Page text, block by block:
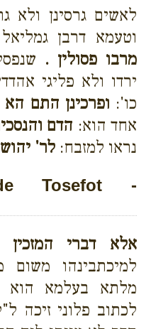
לאשים גרסינן ולא
וטעמא דרבן
מרבו פסולין .
ירדו ולא פליגי
כו': ופרכינן התם הא
אחד הוא: הדם
נראו למזבח: לר'
de Tosefot -
אלא דברי
למיכתבינהו
מלתא בעלמא הוא
לכתוב פלוני זיכה